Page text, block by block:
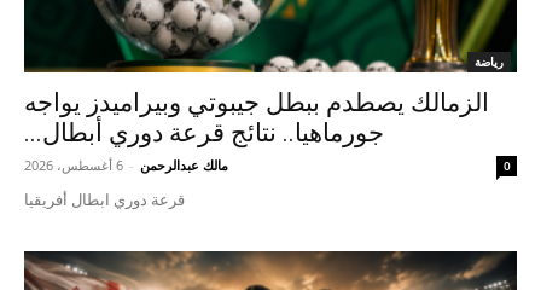
رياضة
الزمالك يصطدم ببطل جيبوتي وبيراميدز يواجه
جورماهيا.. نتائج قرعة دوري أبطال...
مالك عبدالرحمن - 6 أغسطس، 2026 0
قرعة دوري ابطال أفريقيا